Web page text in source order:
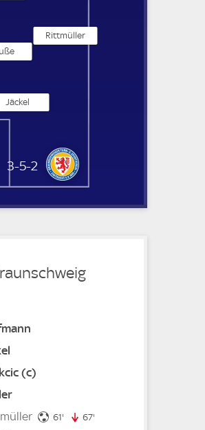
3-5-2
Jäckel
Rittmüller
(c)
61' 61. minute
67'